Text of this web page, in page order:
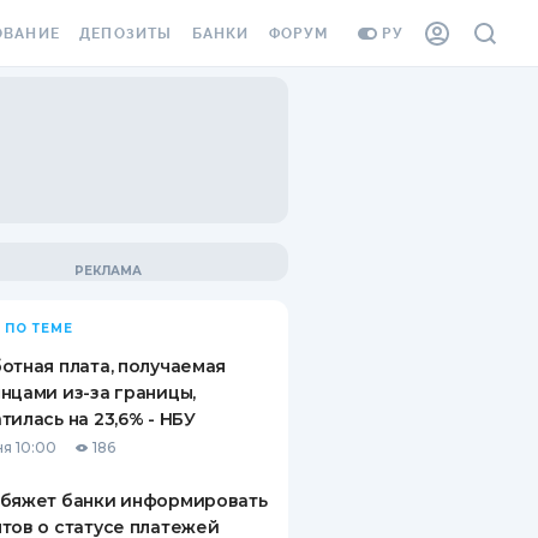
РУ
ВИНЬЕТКА
СОТРУДНИКОВ
ОТ
СЛУЧАЕВ
ДЕПОЗИТЫ
ВОПРОСЫ И ОТВЕТЫ
ПУТЕВОДИТЕЛИ ПО
СБЕРЕЖЕНИЯМ
БАНКИ ФОРУМ
ПО ТЕМЕ
плата, получаемая
из-за границы,
на 23,6% - НБУ
10:00 186
банки информировать
о статусе платежей